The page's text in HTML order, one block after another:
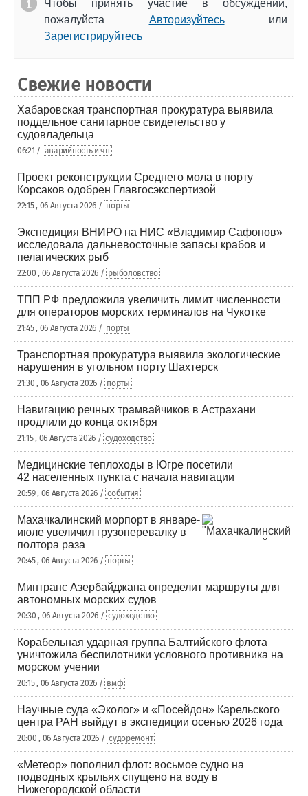
Чтобы принять участие в обсуждении,
пожалуйста Авторизуйтесьили
Зарегистрируйтесь
Свежие новости
Хабаровская транспортная прокуратура выявила
поддельное санитарное свидетельство у
судовладельца
06:21 / аварийность и чп
Проект реконструкции Среднего мола в порту
Корсаков одобрен Главгосэкспертизой
22:15 , 06 Августа 2026 / порты
Экспедиция ВНИРО на НИС «Владимир Сафонов»
исследовала дальневосточные запасы крабов и
пелагических рыб
22:00 , 06 Августа 2026 / рыболовство
ТПП РФ предложила увеличить лимит численности
для операторов морских терминалов на Чукотке
21:45 , 06 Августа 2026 / порты
Транспортная прокуратура выявила экологические
нарушения в угольном порту Шахтерск
21:30 , 06 Августа 2026 / порты
Навигацию речных трамвайчиков в Астрахани
продлили до конца октября
21:15 , 06 Августа 2026 / судоходство
Медицинские теплоходы в Югре посетили
42 населенных пункта с начала навигации
20:59 , 06 Августа 2026 / события
Махачкалинский морпорт в январе-
июле увеличил грузоперевалку в
полтора раза
20:45 , 06 Августа 2026 / порты
Минтранс Азербайджана определит маршруты для
автономных морских судов
20:30 , 06 Августа 2026 / судоходство
Корабельная ударная группа Балтийского флота
уничтожила беспилотники условного противника на
морском учении
20:15 , 06 Августа 2026 / вмф
Научные суда «Эколог» и «Посейдон» Карельского
центра РАН выйдут в экспедиции осенью 2026 года
20:00 , 06 Августа 2026 / судоремонт
«Метеор» пополнил флот: восьмое судно на
подводных крыльях спущено на воду в
Нижегородской области